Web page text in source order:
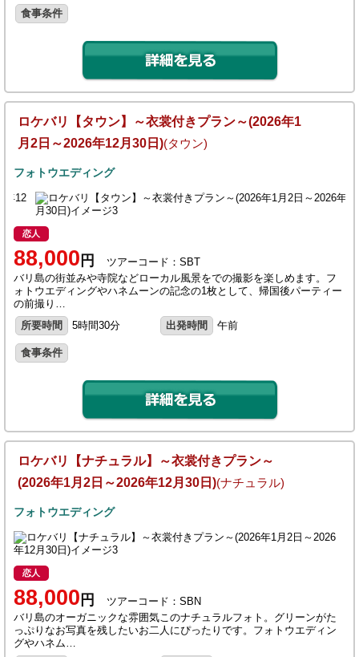
食事条件
ロケバリ【タウン】～衣裳付きプラン～(2026年1
月2日～2026年12月30日)(タウン)
フォトウエディング
恋人
88,000 円
ツアーコード：SBT
バリ島の街並みや寺院などローカル風景をでの撮影を楽しめます。フ
ォトウエディングやハネムーンの記念の1枚として、帰国後パーティー
の前撮り…
所要時間
5時間30分 出発時間 午前
食事条件
ロケバリ【ナチュラル】～衣裳付きプラン～
(2026年1月2日～2026年12月30日)(ナチュラル)
フォトウエディング
恋人
88,000 円
ツアーコード：SBN
バリ島のオーガニックな雰囲気このナチュラルフォト。グリーンがた
っぷりなお写真を残したいお二人にぴったりです。フォトウエディン
グやハネム…